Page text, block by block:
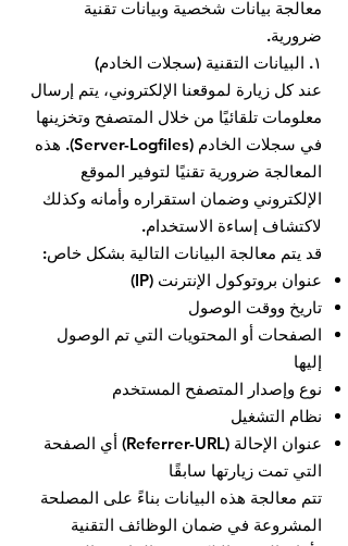
معالجة بيانات شخصية وبيانات تقنية
ضرورية.
١. البيانات التقنية (سجلات الخادم)
عند كل زيارة لموقعنا الإلكتروني، يتم إرسال
معلومات تلقائيًا من خلال المتصفح وتخزينها
في سجلات الخادم (Server-Logfiles). هذه
المعالجة ضرورية تقنيًا لتوفير الموقع
الإلكتروني وضمان استقراره وأمانه وكذلك
لاكتشاف إساءة الاستخدام.
قد يتم معالجة البيانات التالية بشكل خاص:
عنوان بروتوكول الإنترنت (IP)
تاريخ ووقت الوصول
الصفحات أو المحتويات التي تم الوصول
إليها
نوع وإصدار المتصفح المستخدم
نظام التشغيل
عنوان الإحالة (Referrer-URL) أي الصفحة
التي تمت زيارتها سابقًا
تتم معالجة هذه البيانات بناءً على المصلحة
المشروعة في ضمان الوظائف التقنية